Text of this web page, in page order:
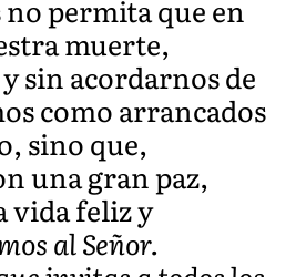
no permita que en
muerte,
sin acordarnos de
como arrancados
sino que,
una gran paz,
vida feliz y
al Señor.